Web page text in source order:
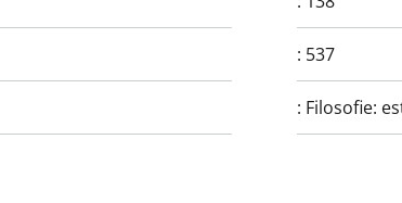
: 537
: Filosofie: